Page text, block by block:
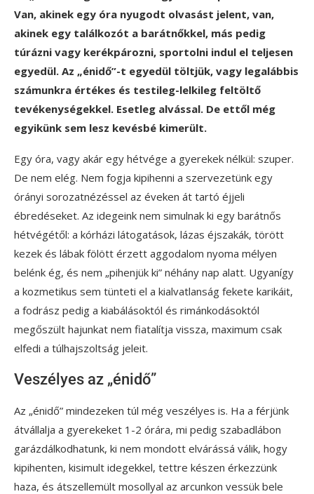
Van, akinek egy óra nyugodt olvasást jelent, van,
akinek egy találkozót a barátnőkkel, más pedig
túrázni vagy kerékpározni, sportolni indul el teljesen
egyedül. Az „énidő”-t egyedül töltjük, vagy legalábbis
számunkra értékes és testileg-lelkileg feltöltő
tevékenységekkel. Esetleg alvással. De ettől még
egyikünk sem lesz kevésbé kimerült.
Egy óra, vagy akár egy hétvége a gyerekek nélkül: szuper.
De nem elég. Nem fogja kipihenni a szervezetünk egy
órányi sorozatnézéssel az éveken át tartó éjjeli
ébredéseket. Az idegeink nem simulnak ki egy barátnős
hétvégétől: a kórházi látogatások, lázas éjszakák, törött
kezek és lábak fölött érzett aggodalom nyoma mélyen
belénk ég, és nem „pihenjük ki” néhány nap alatt. Ugyanígy
a kozmetikus sem tünteti el a kialvatlanság fekete karikáit,
a fodrász pedig a kiabálásoktól és rimánkodásoktól
megőszült hajunkat nem fiatalítja vissza, maximum csak
elfedi a túlhajszoltság jeleit.
Veszélyes az „énidő”
Az „énidő” mindezeken túl még veszélyes is. Ha a férjünk
átvállalja a gyerekeket 1-2 órára, mi pedig szabadlábon
garázdálkodhatunk, ki nem mondott elvárássá válik, hogy
kipihenten, kisimult idegekkel, tettre készen érkezzünk
haza, és átszellemült mosollyal az arcunkon vessük bele